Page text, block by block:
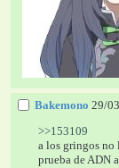
Bakemono 29/
>>153109
a los gringos no
prueba de ADN